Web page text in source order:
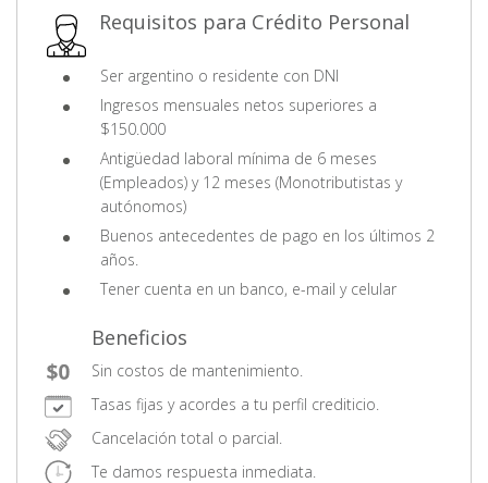
Requisitos para Crédito Personal
Ser argentino o residente con DNI
Ingresos mensuales netos superiores a
$150.000
Antigüedad laboral mínima de 6 meses
(Empleados) y 12 meses (Monotributistas y
autónomos)
Buenos antecedentes de pago en los últimos 2
años.
Tener cuenta en un banco, e-mail y celular
Beneficios
Sin costos de mantenimiento.
Tasas fijas y acordes a tu perfil crediticio.
Cancelación total o parcial.
Te damos respuesta inmediata.